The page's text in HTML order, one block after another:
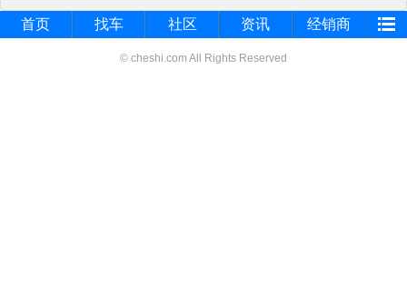
首页 找车 社区 资讯 经销商
© cheshi.com All Rights Reserved